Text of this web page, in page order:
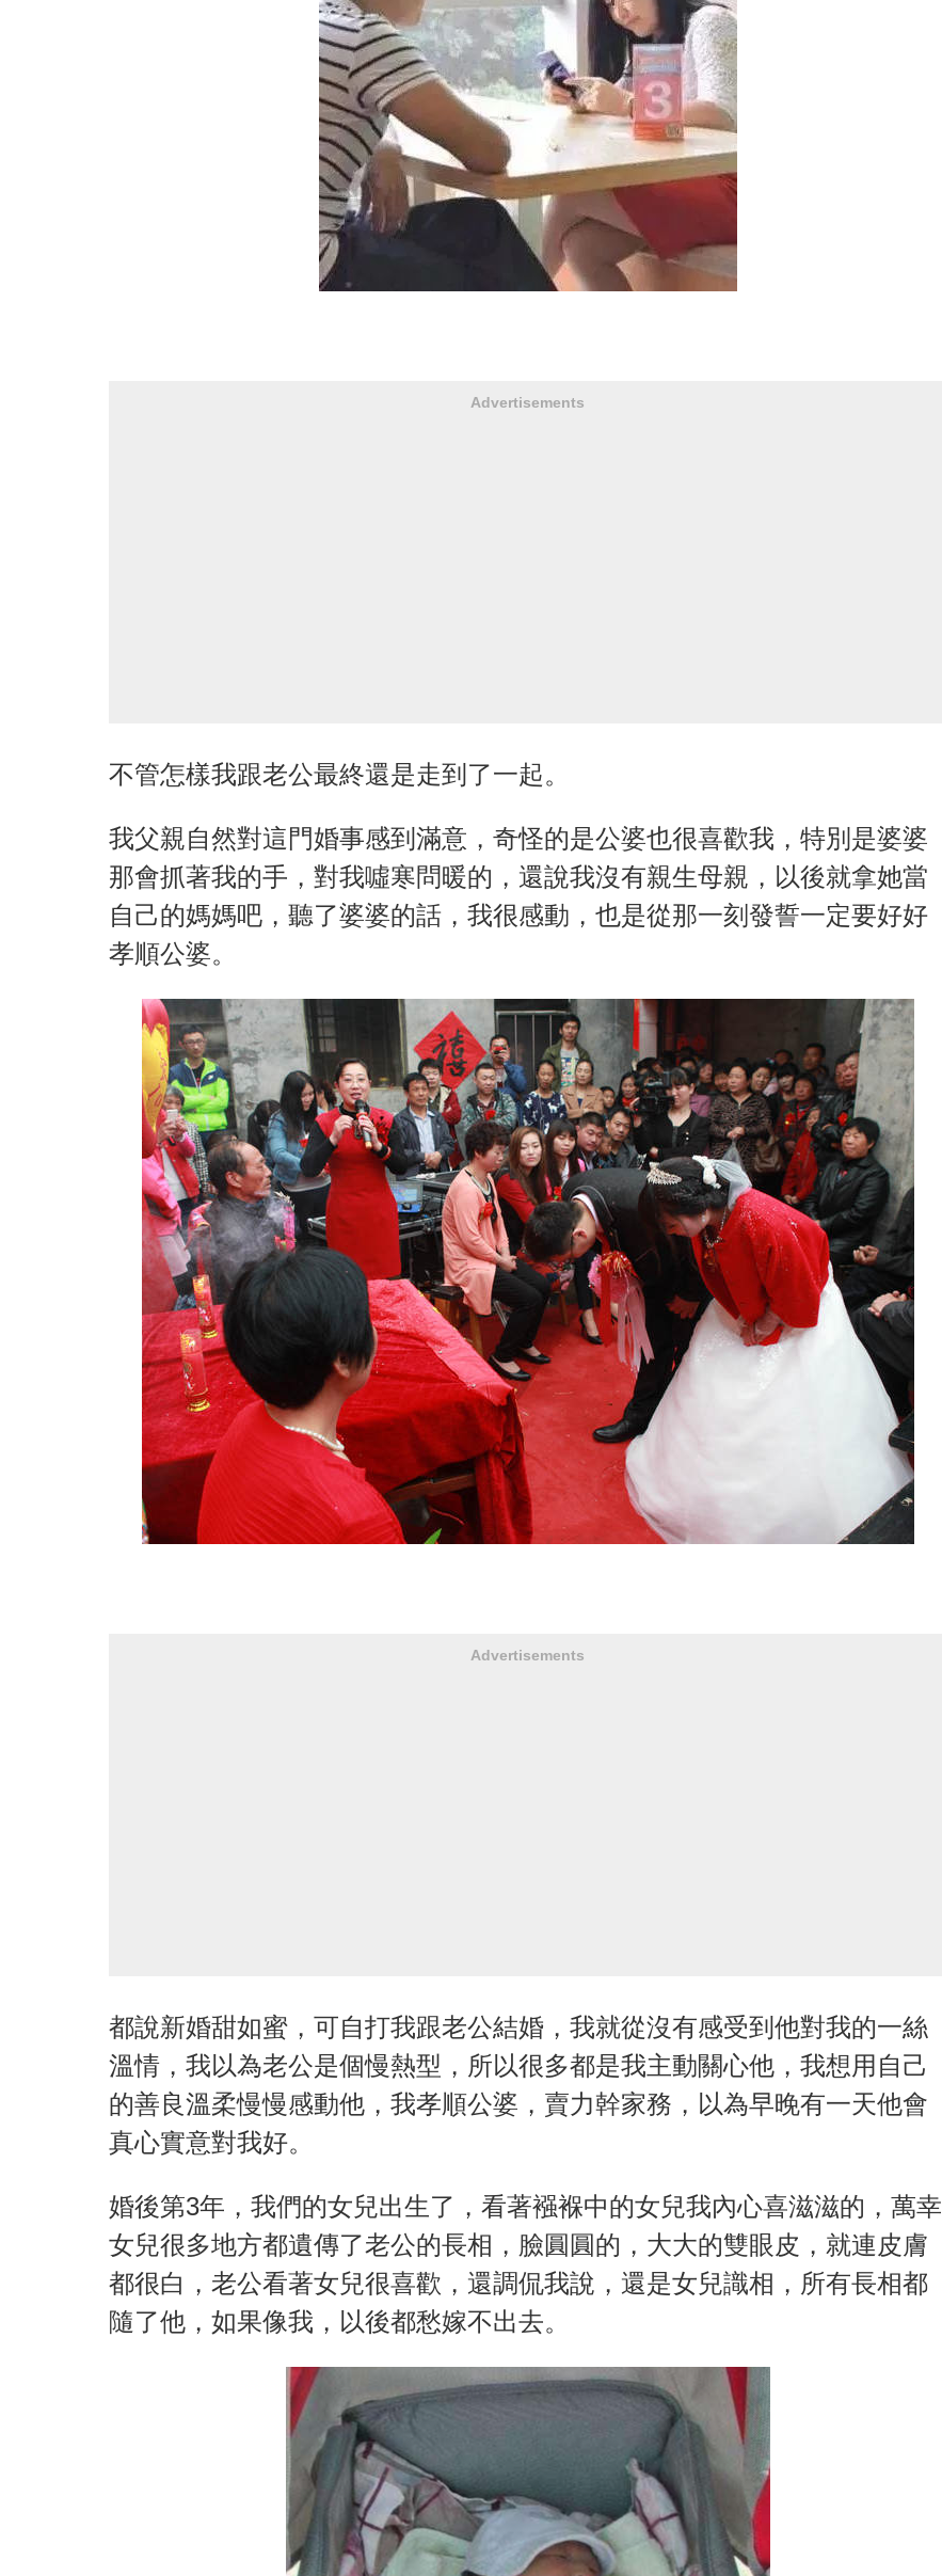
Advertisements
不管怎樣我跟老公最終還是走到了一起。
我父親自然對這門婚事感到滿意，奇怪的是公婆也很喜歡我，特別是婆婆
那會抓著我的手，對我噓寒問暖的，還說我沒有親生母親，以後就拿她當
自己的媽媽吧，聽了婆婆的話，我很感動，也是從那一刻發誓一定要好好
孝順公婆。
Advertisements
都說新婚甜如蜜，可自打我跟老公結婚，我就從沒有感受到他對我的一絲
溫情，我以為老公是個慢熱型，所以很多都是我主動關心他，我想用自己
的善良溫柔慢慢感動他，我孝順公婆，賣力幹家務，以為早晚有一天他會
真心實意對我好。
婚後第3年，我們的女兒出生了，看著襁褓中的女兒我內心喜滋滋的，萬幸
女兒很多地方都遺傳了老公的長相，臉圓圓的，大大的雙眼皮，就連皮膚
都很白，老公看著女兒很喜歡，還調侃我說，還是女兒識相，所有長相都
隨了他，如果像我，以後都愁嫁不出去。